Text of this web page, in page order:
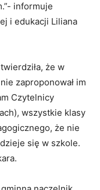
informuje
i edukacji Liliana
że w
zaproponował im
Czytelnicy
wszystkie klasy
że nie
się w szkole.